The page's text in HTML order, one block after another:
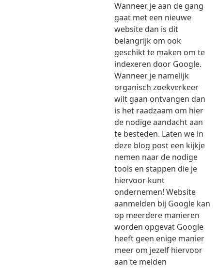
Wanneer je aan de gang
gaat met een nieuwe
website dan is dit
belangrijk om ook
geschikt te maken om te
indexeren door Google.
Wanneer je namelijk
organisch zoekverkeer
wilt gaan ontvangen dan
is het raadzaam om hier
de nodige aandacht aan
te besteden. Laten we in
deze blog post een kijkje
nemen naar de nodige
tools en stappen die je
hiervoor kunt
ondernemen! Website
aanmelden bij Google kan
op meerdere manieren
worden opgevat Google
heeft geen enige manier
meer om jezelf hiervoor
aan te melden